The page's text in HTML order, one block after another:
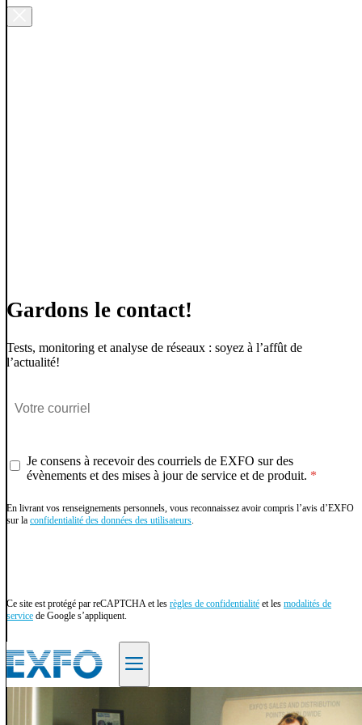
Gardons le contact!
Tests, monitoring et analyse de réseaux : soyez à l’affût de
l’actualité!
Je consens à recevoir des courriels de EXFO sur des
évènements et des mises à jour de service et de produit.
En livrant vos renseignements personnels, vous reconnaissez avoir compris l’avis d’EXFO
sur la confidentialité des données des utilisateurs.
Ce site est protégé par reCAPTCHA et les règles de confidentialité et les modalités de
service de Google s’appliquent.